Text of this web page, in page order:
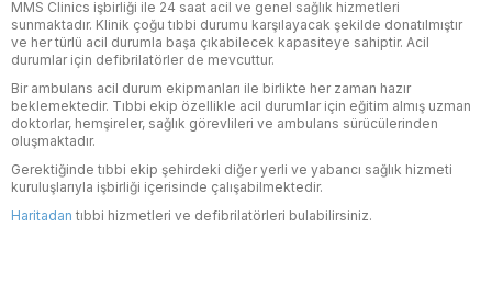
MMS Clinics işbirliği ile 24 saat acil ve genel sağlık hizmetleri
sunmaktadır. Klinik çoğu tıbbi durumu karşılayacak şekilde donatılmıştır
ve her türlü acil durumla başa çıkabilecek kapasiteye sahiptir. Acil
durumlar için defibrilatörler de mevcuttur.
Bir ambulans acil durum ekipmanları ile birlikte her zaman hazır
beklemektedir. Tıbbi ekip özellikle acil durumlar için eğitim almış uzman
doktorlar, hemşireler, sağlık görevlileri ve ambulans sürücülerinden
oluşmaktadır.
Gerektiğinde tıbbi ekip şehirdeki diğer yerli ve yabancı sağlık hizmeti
kuruluşlarıyla işbirliği içerisinde çalışabilmektedir.
Haritadan tıbbi hizmetleri ve defibrilatörleri bulabilirsiniz.